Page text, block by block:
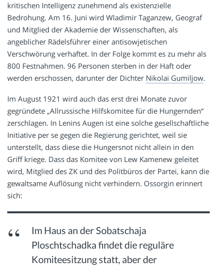
kritischen Intelligenz zunehmend als existenzielle
Bedrohung. Am 16. Juni wird Wladimir Taganzew, Geograf
und Mitglied der Akademie der Wissenschaften, als
angeblicher Rädelsführer einer antisowjetischen
Verschwörung verhaftet. In der Folge kommt es zu mehr als
800 Festnahmen. 96 Personen sterben in der Haft oder
werden erschossen, darunter der Dichter Nikolai Gumiljow.
Im August 1921 wird auch das erst drei Monate zuvor
gegründete „Allrussische Hilfskomitee für die Hungernden“
zerschlagen. In Lenins Augen ist eine solche gesellschaftliche
Initiative per se gegen die Regierung gerichtet, weil sie
unterstellt, dass diese die Hungersnot nicht allein in den
Griff kriege. Dass das Komitee von Lew Kamenew geleitet
wird, Mitglied des ZK und des Politbüros der Partei, kann die
gewaltsame Auflösung nicht verhindern. Ossorgin erinnert
sich:
Im Haus an der Sobatschaja
Ploschtschadka findet die reguläre
Komiteesitzung statt, aber der